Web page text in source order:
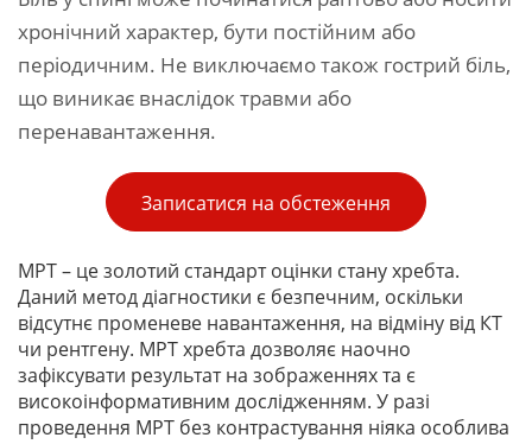
хронічний характер, бути постійним або
періодичним. Не виключаємо також гострий біль,
що виникає внаслідок травми або
перенавантаження.
Записатися на обстеження
МРТ – це золотий стандарт оцінки стану хребта.
Даний метод діагностики є безпечним, оскільки
відсутнє променеве навантаження, на відміну від КТ
чи рентгену. МРТ хребта дозволяє наочно
зафіксувати результат на зображеннях та є
високоінформативним дослідженням. У разі
проведення МРТ без контрастування ніяка особлива